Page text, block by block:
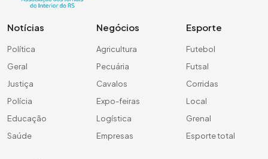
Notícias
Política
Geral
Justiça
Polícia
Educação
Saúde
Negócios
Agricultura
Pecuária
Cavalos
Expo-feiras
Logística
Empresas
Esporte
Futebol
Futsal
Corridas
Local
Grenal
Esporte total